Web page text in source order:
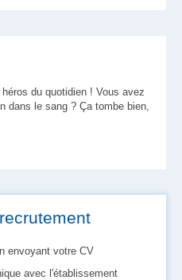
du quotidien ! Vous avez
dans le sang ? Ça tombe bien,
envoyant votre CV
avec l'établissement